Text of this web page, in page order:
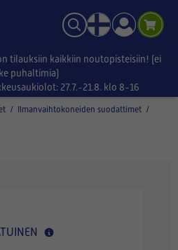
tilauksiin kaikkiin noutopisteisiin! (ei
puhaltimia)
27.7.-21.8. klo 8-16
/ Ilmanvaihtokoneiden suodattimet /